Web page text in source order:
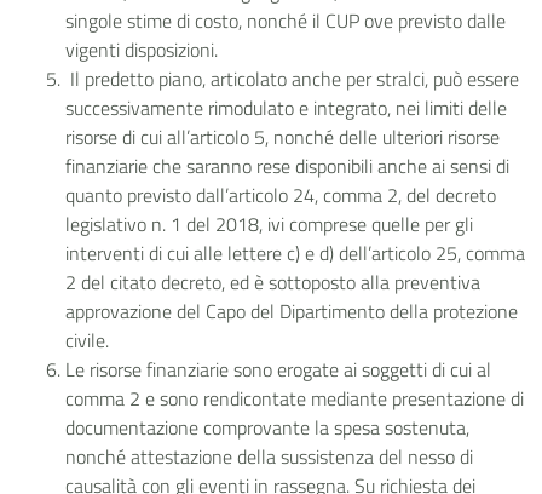
singole stime di costo, nonché il CUP ove previsto dalle
vigenti disposizioni.
Il predetto piano, articolato anche per stralci, può essere
successivamente rimodulato e integrato, nei limiti delle
risorse di cui all’articolo 5, nonché delle ulteriori risorse
finanziarie che saranno rese disponibili anche ai sensi di
quanto previsto dall’articolo 24, comma 2, del decreto
legislativo n. 1 del 2018, ivi comprese quelle per gli
interventi di cui alle lettere c) e d) dell’articolo 25, comma
2 del citato decreto, ed è sottoposto alla preventiva
approvazione del Capo del Dipartimento della protezione
civile.
Le risorse finanziarie sono erogate ai soggetti di cui al
comma 2 e sono rendicontate mediante presentazione di
documentazione comprovante la spesa sostenuta,
nonché attestazione della sussistenza del nesso di
causalità con gli eventi in rassegna. Su richiesta dei